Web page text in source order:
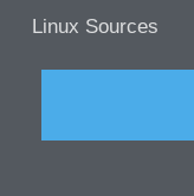
Linux Sources